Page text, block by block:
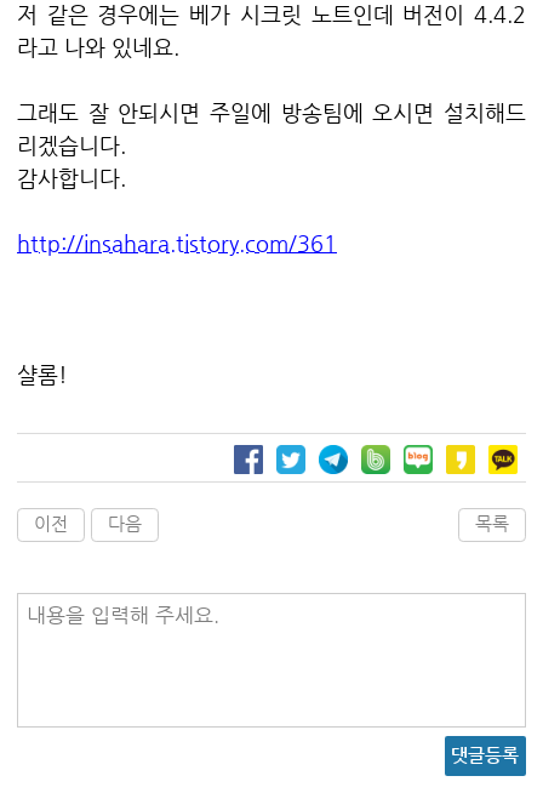
저 같은 경우에는 베가 시크릿 노트인데 버전이 4.4.2
라고 나와 있네요.
그래도 잘 안되시면 주일에 방송팀에 오시면 설치해드
리겠습니다.
감사합니다.
http://insahara.tistory.com/361
샬롬!
이전 다음 목록
내용을 입력해 주세요.
댓글등록